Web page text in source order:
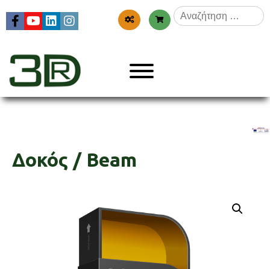
Αναζήτηση
για:
3dr
Δοκός / Beam